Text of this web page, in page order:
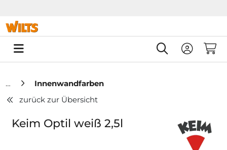
0
Innenwandfarben
zurück zur Übersicht
Keim Optil weiß 2,5l